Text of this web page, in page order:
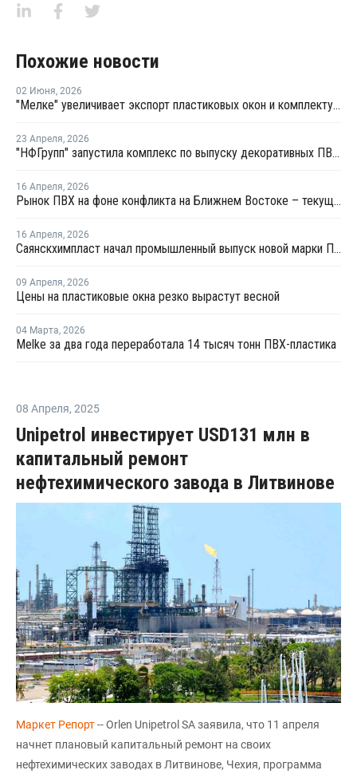
Похожие новости
02 Июня, 2026
"Мелке" увеличивает экспорт пластиковых окон и комплектующих
23 Апреля, 2026
"НФГрупп" запустила комплекс по выпуску декоративных ПВХ-пленок
16 Апреля, 2026
Рынок ПВХ на фоне конфликта на Ближнем Востоке – текущая ситуация и прогноз мирового рынка ПВХ
16 Апреля, 2026
Саянскхимпласт начал промышленный выпуск новой марки ПВХ-С
09 Апреля, 2026
Цены на пластиковые окна резко вырастут весной
04 Марта, 2026
Melke за два года переработала 14 тысяч тонн ПВХ-пластика
08 Апреля, 2025
Unipetrol инвестирует USD131 млн в
капитальный ремонт
нефтехимического завода в Литвинове
Маркет Репорт-- Orlen Unipetrol SA заявила, что 11 апреля
начнет плановый капитальный ремонт на своих
нефтехимических заводах в Литвинове, Чехия, программа